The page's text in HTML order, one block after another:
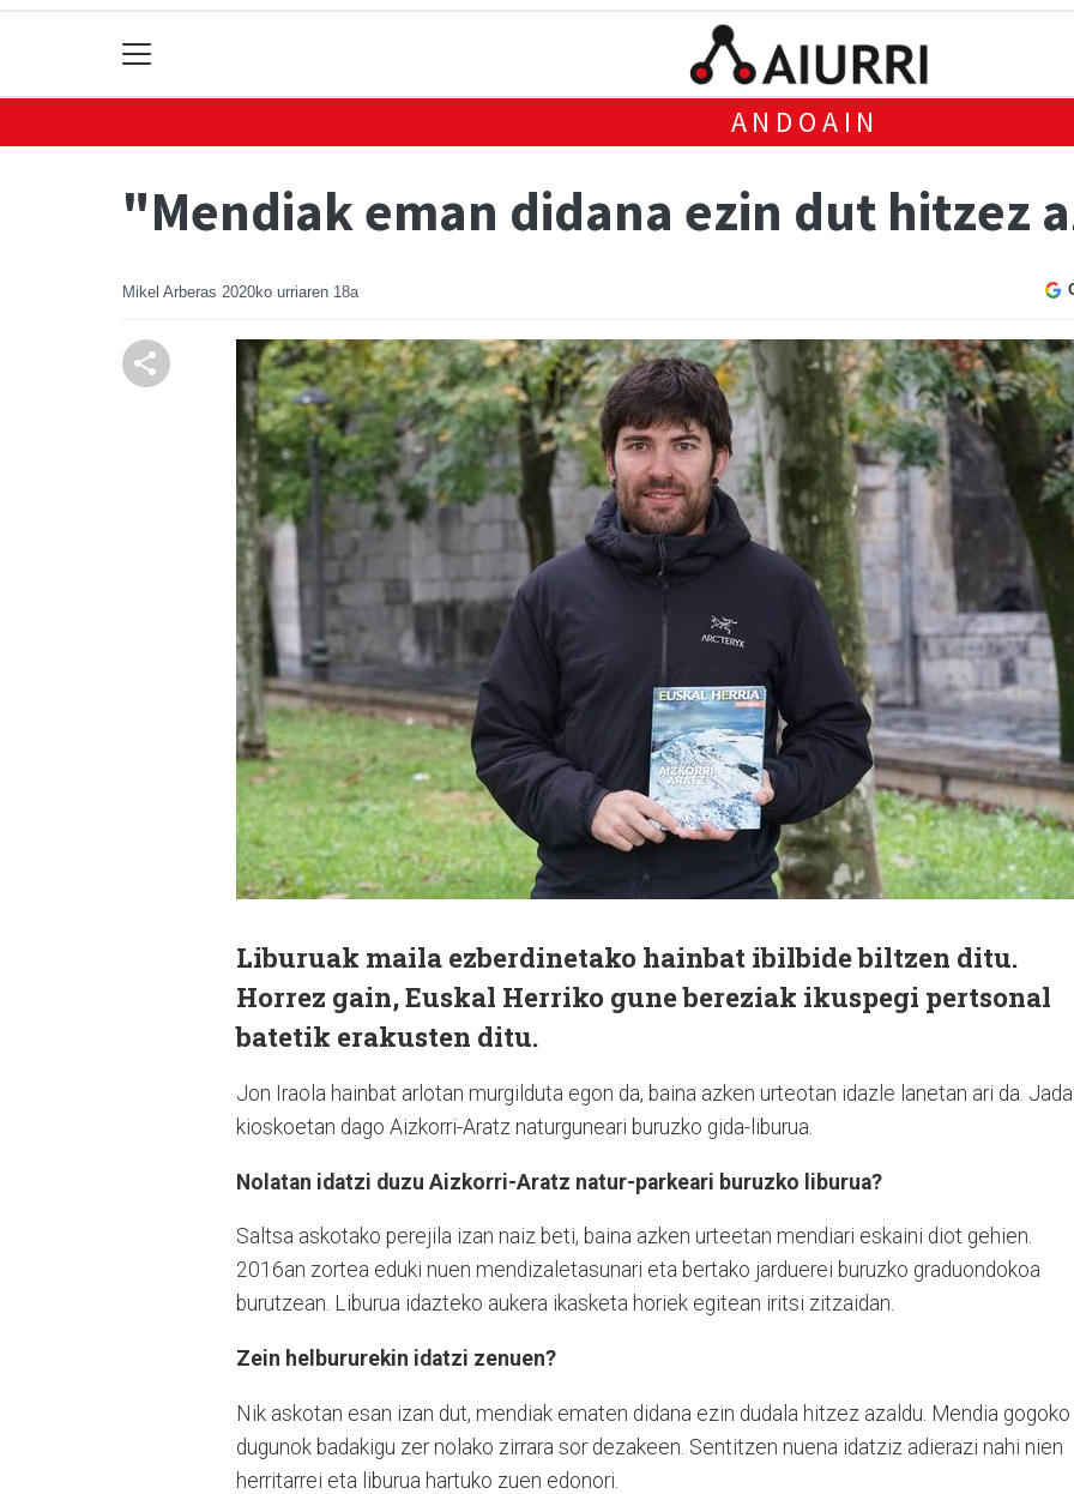
ANDOAIN
"Mendiak eman didana ezin dut hitzez
Mikel Arberas 2020ko urriaren 18a
Liburuak maila ezberdinetako hainbat ibilbide biltzen ditu.
Horrez gain, Euskal Herriko gune bereziak ikuspegi pertsonal
batetik erakusten ditu.
Jon Iraola hainbat arlotan murgilduta egon da, baina azken urteotan idazle lanetan ari da. Jada
kioskoetan dago Aizkorri-Aratz naturguneari buruzko gida-liburua.
Nolatan idatzi duzu Aizkorri-Aratz natur-parkeari buruzko liburua?
Saltsa askotako perejila izan naiz beti, baina azken urteetan mendiari eskaini diot gehien.
2016an zortea eduki nuen mendizaletasunari eta bertako jarduerei buruzko graduondokoa
burutzean. Liburua idazteko aukera ikasketa horiek egitean iritsi zitzaidan.
Zein helbururekin idatzi zenuen?
Nik askotan esan izan dut, mendiak ematen didana ezin dudala hitzez azaldu. Mendia gogoko
dugunok badakigu zer nolako zirrara sor dezakeen. Sentitzen nuena idatziz adierazi nahi nien
herritarrei eta liburua hartuko zuen edonori.